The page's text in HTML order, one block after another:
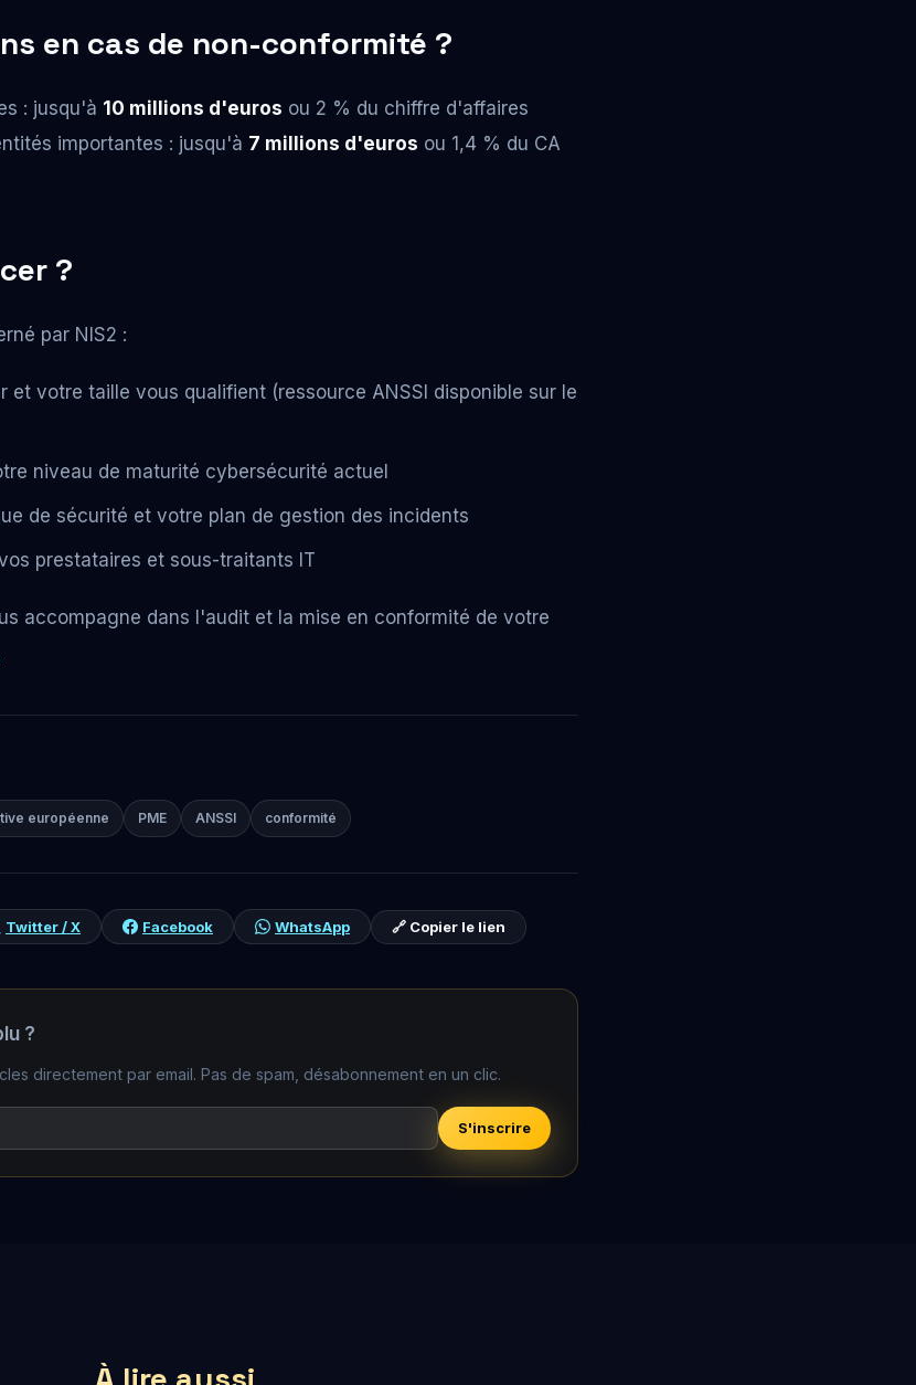
en cas de non-conformité ?
: jusqu'à 10 millions d'euros ou 2 % du chiffre d'affaires
importantes : jusqu'à 7 millions d'euros ou 1,4 % du CA
?
par NIS2 :
et votre taille vous qualifient (ressource ANSSI disponible sur le
niveau de maturité cybersécurité actuel
de sécurité et votre plan de gestion des incidents
prestataires et sous-traitants IT
accompagne dans l'audit et la mise en conformité de votre
européenne PME ANSSI conformité
Twitter / X Facebook WhatsApp 🔗 Copier le lien
?
directement par email. Pas de spam, désabonnement en un clic.
S'inscrire